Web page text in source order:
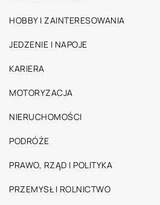
HOBBY I ZAINTERESOWANIA
JEDZENIE I NAPOJE
KARIERA
MOTORYZACJA
NIERUCHOMOŚCI
PODRÓŻE
PRAWO, RZĄD I POLITYKA
PRZEMYSŁ I ROLNICTWO